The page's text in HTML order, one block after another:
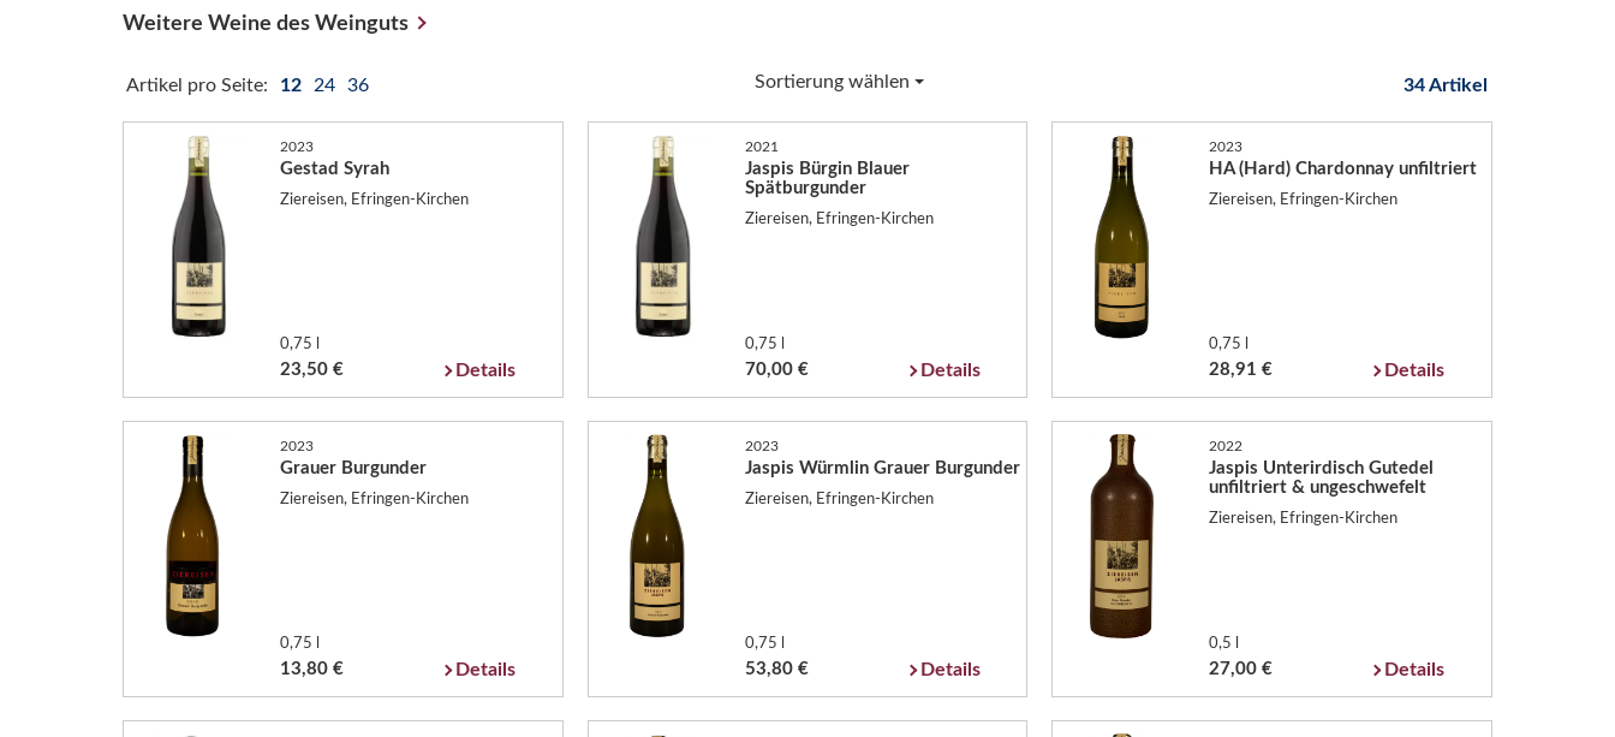
Weitere Weine des Weinguts
Artikel pro Seite: 12 24 36 Sortierung wählen 34 Artikel
2023
Gestad Syrah
Ziereisen, Efringen-Kirchen
0,75 l
23,50 € Details
2021
Jaspis Bürgin Blauer
Spätburgunder
Ziereisen, Efringen-Kirchen
0,75 l
70,00 € Details
2023
HA (Hard) Chardonnay unfiltriert
Ziereisen, Efringen-Kirchen
0,75 l
28,91 € Details
2023
Grauer Burgunder
Ziereisen, Efringen-Kirchen
0,75 l
13,80 € Details
2023
Jaspis Würmlin Grauer Burgunder
Ziereisen, Efringen-Kirchen
0,75 l
53,80 € Details
2022
Jaspis Unterirdisch Gutedel
unfiltriert & ungeschwefelt
Ziereisen, Efringen-Kirchen
0,5 l
27,00 € Details